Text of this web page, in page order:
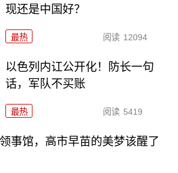
现还是中国好？
最热 阅读 12094
以色列内讧公开化！防长一句
话，军队不买账
最热 阅读 5419
事馆，高市早苗的美梦该醒了